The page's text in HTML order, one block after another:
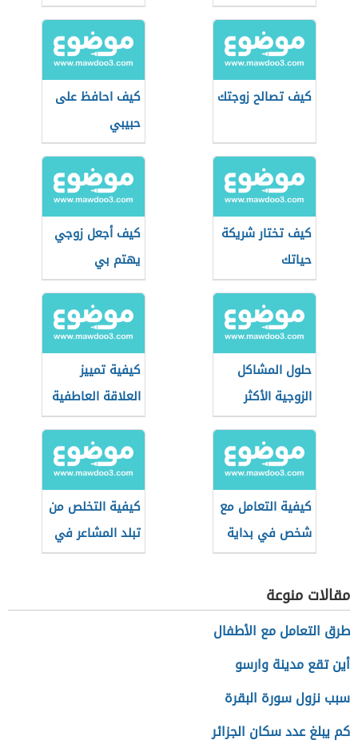
بالحب؟
المصارحة
كيف تصالح زوجتك
كيف احافظ على
حبيبي
كيف تختار شريكة
حياتك
كيف أجعل زوجي
يهتم بي
حلول المشاكل
الزوجية الأكثر
انتشارًا
كيفية تمييز
العلاقة العاطفية
السامة
كيفية التعامل مع
شخص في بداية
العلاقة
كيفية التخلص من
تبلد المشاعر في
الحب
مقالات منوعة
طرق التعامل مع الأطفال
أين تقع مدينة وارسو
سبب نزول سورة البقرة
كم يبلغ عدد سكان الجزائر